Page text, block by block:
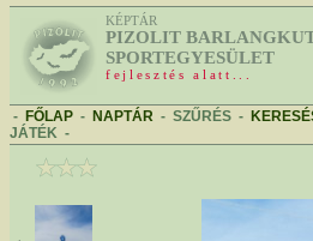
KÉPTÁR
PIZOLIT
SPORTEGYESÜLET
fejlesztés alatt...
- FŐLAP - NAPTÁR - SZŰRÉS -
JÁTÉK -